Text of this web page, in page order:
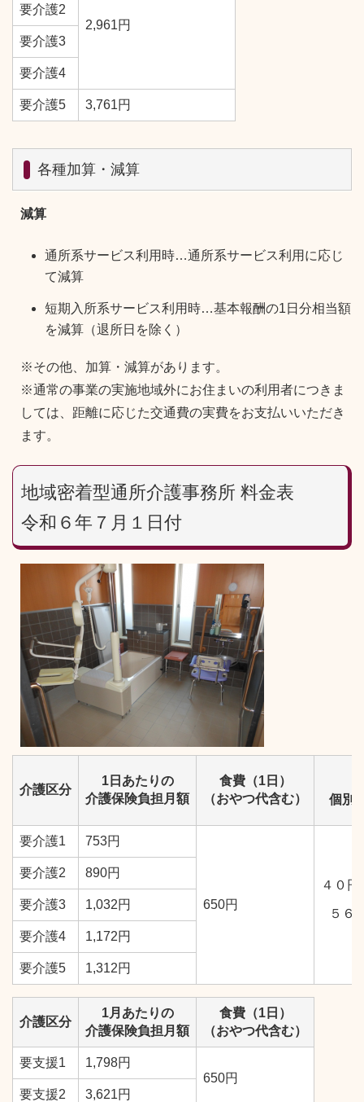
2,961円
要介護2
要介護3
要介護4
要介護5 3,761円
各種加算・減算
減算
通所系サービス利用時…通所系サービス利用に応じ
て減算
短期入所系サービス利用時…基本報酬の1日分相当額
を減算（退所日を除く）
※その他、加算・減算があります。
※通常の事業の実施地域外にお住まいの利用者につきま
しては、距離に応じた交通費の実費をお支払いいただき
ます。
地域密着型通所介護事務所 料金表
令和６年７月１日付
介護区分
1日あたりの
介護保険負担月額
食費（1日）
（おやつ代含む）
個別
要介護1 753円
650円
４０
５６
要介護2 890円
要介護3 1,032円
要介護4 1,172円
要介護5 1,312円
介護区分
1月あたりの
介護保険負担月額
食費（1日）
（おやつ代含む）
要支援1
1,798円
650円
要支援2
3,621円